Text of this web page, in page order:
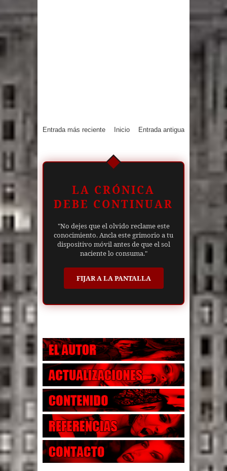
Entrada más reciente Entrada antigua
Inicio
LA CRÓNICA
DEBE CONTINUAR
"No dejes que el olvido reclame este
conocimiento. Ancla este grimorio a tu
dispositivo móvil antes de que el sol
naciente lo consuma."
FIJAR A LA PANTALLA